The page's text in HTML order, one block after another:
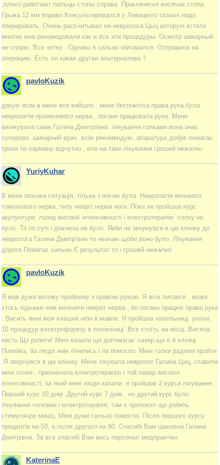
,плохо работают пальцы стопы справа. Практически висячая стопа.
Грыжа 12 мм вправо.Консультировался у Левицкого сказал надо
оперировать. Очень рассчитывал на невролога Цыц которую кстати
многие мне рекомедовали как и все эти процедуры. Осмотр шикарный
не спорю. Все четко . Однако я сильно обломался. Отправила на
операцию. Есть ли какая другая альтернатива ?
pavloKuzik
дякую всім.в мене все вийшло . мене беспокоїла права рука.була
невропатія променевого нерва , погано працювала рука. Мене
вилікувала саме Галина Дмитріївна .лікування голками вона знає
суперово. шикарний врач. всім рекомендую. апаратура добре помагає.
трохи по карману відчутно , але на таке лікування грошей нежалко
YuriyKuhar
В мене похожа ситуація, тільки з ногою була. Невропатія великого
гомілкового нерва, типу невріт нерва ноги. Поки не пройшов курс
акупунтури, лазер високої інтенсивності і електротерапію -толку не
було. Та по суті і діагноза не було. Якби не звернувся в цю клініку до
невролога Галини Дмитрївни то незнаю щоби воно було. Лікування
дороге.Помагає сильно.Є результат то і грошей нежалко
pavloKuzik
Я мав дуже велику проблему з правою рукою. Я всіх питався , може
хтось підкаже чим вилічити неврит нерва , бо погано працює права рука
. Висить мені моя клешня ніби в мавпи. Я пройшов капельниці, уколи,
10 процедур елєктрофорезу в поліклініці .Все стоїть на місці. Висяча
кисть.Що робити! Мені казали що допомагає лазер що є в клініці
Пілюйка, бо люди ним лічились і їм помогло. Мені голки радили пройти
.Я звернувся в цю клініку. Мене лікувала невролог Галина Циц, ставила
мені голки , призначила електротерапію і той лазер високої
інтенсивності, за який мені люди казали. я пройшов 2 курса лікування.
Перший курс 10 днів .Другий курс 7 днів , но другий курс було
лікування голками і електротерапія, там є протокол що робить
стимуляцію мишц. Мені дуже сильно помогло. Після першого курсу
процентів на 50, а після другого на 80. Спасибі Вам шановна Галина
Дмитрівна. За все спасибі Вам весь персонал медпрактіки.
KaterinaE